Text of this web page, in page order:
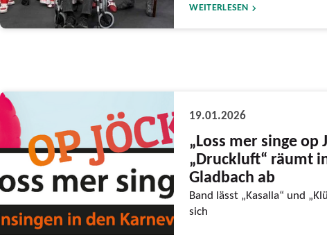
WEITERLESEN
19.01.2026
„Loss mer singe op
„Druckluft“ räumt
Gladbach ab
Band lässt „Kasalla“ und
sich